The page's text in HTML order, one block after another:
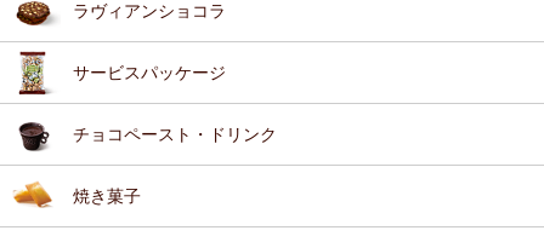
ラヴィアンショコラ
サービスパッケージ
チョコペースト・ドリンク
焼き菓子